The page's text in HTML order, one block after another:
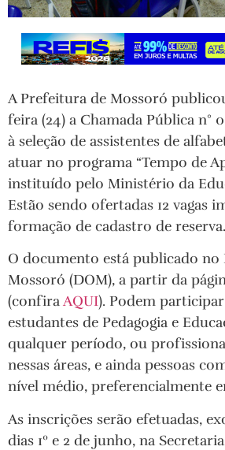
A Prefeitura de Mossoró
feira (24) a Chamada Pública n°
à seleção de assistentes de
atuar no programa “Tempo de
instituído pelo Ministério da
Estão sendo ofertadas 12 vagas
formação de cadastro de reserva.
O documento está publicado
Mossoró (DOM), a partir da
(confiraAQUI). Podem participar
estudantes de Pedagogia e
qualquer período, ou
nessas áreas, e ainda pessoas
nível médio, preferencialmente
As inscrições serão efetuadas,
dias 1º e 2 de junho, na